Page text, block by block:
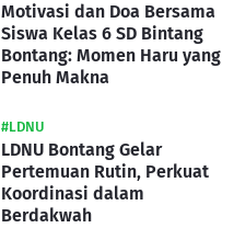
Motivasi dan Doa Bersama
Siswa Kelas 6 SD Bintang
Bontang: Momen Haru yang
Penuh Makna
#LDNU
LDNU Bontang Gelar
Pertemuan Rutin, Perkuat
Koordinasi dalam
Berdakwah